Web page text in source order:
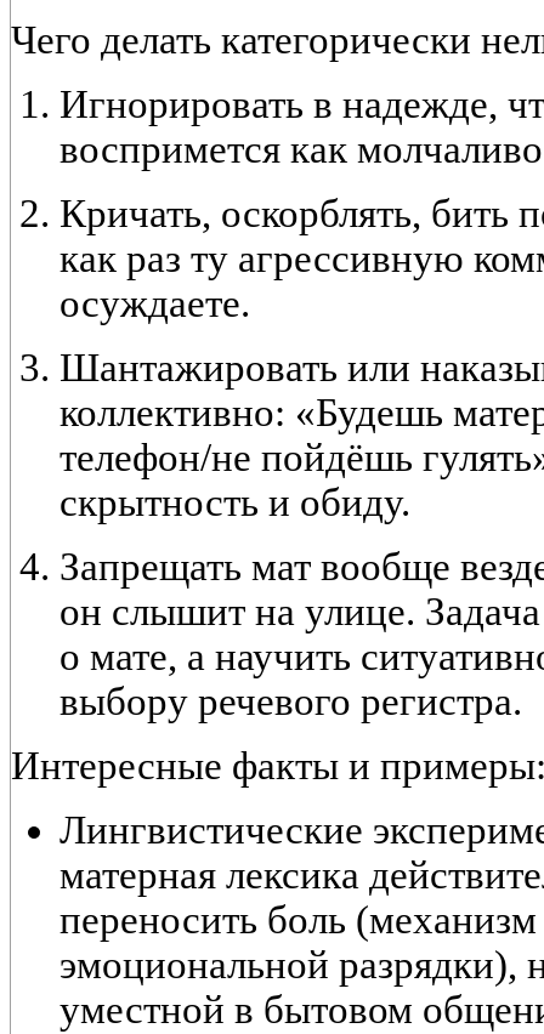
Чего делать категорически
Игнорировать в надежде,
воспримется как
Кричать, оскорблять, бить
как раз ту агрессивную
осуждаете.
Шантажировать или
коллективно: «Будешь
телефон/не пойдёшь
скрытность и обиду.
Запрещать мат вообще
он слышит на улице.
о мате, а научить
выбору речевого регистра.
Интересные факты и
Лингвистические
матерная лексика
переносить боль
эмоциональной разрядки),
уместной в бытовом